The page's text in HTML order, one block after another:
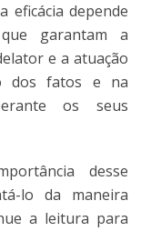
eficácia depende
garantam a
e a atuação
dos fatos e na
os seus
desse
lo da maneira
a leitura para